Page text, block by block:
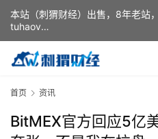
首页 资讯
BitMEX官方回应5亿
本站（刺猬财经）出售，8年老站
tuhaov
This website (ciweicaijing) is for
website. If you need it, please